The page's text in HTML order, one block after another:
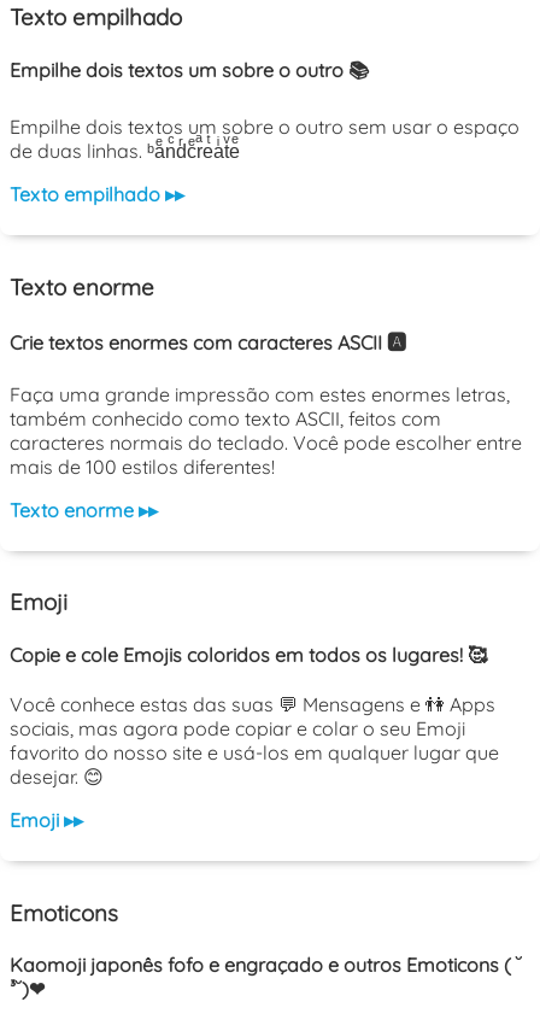
Texto empilhado
Empilhe dois textos um sobre o outro 📚
Empilhe dois textos um sobre o outro sem usar o espaço
de duas linhas. ᵇaͤnͨdͬcͤrͣeͭaͥtͮeͤ
Texto empilhado ▸▸
Texto enorme
Crie textos enormes com caracteres ASCII 🅰️
Faça uma grande impressão com estes enormes letras,
também conhecido como texto ASCII, feitos com
caracteres normais do teclado. Você pode escolher entre
mais de 100 estilos diferentes!
Texto enorme ▸▸
Emoji
Copie e cole Emojis coloridos em todos os lugares! 🥰
Você conhece estas das suas 💬 Mensagens e 👫 Apps
sociais, mas agora pode copiar e colar o seu Emoji
favorito do nosso site e usá-los em qualquer lugar que
desejar. 😊
Emoji ▸▸
Emoticons
Kaomoji japonês fofo e engraçado e outros Emoticons ( ˘
³˘)❤